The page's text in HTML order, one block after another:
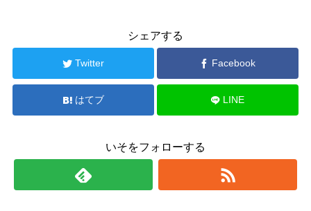
シェアする
Twitter Facebook
はてブ LINE
いそをフォローする